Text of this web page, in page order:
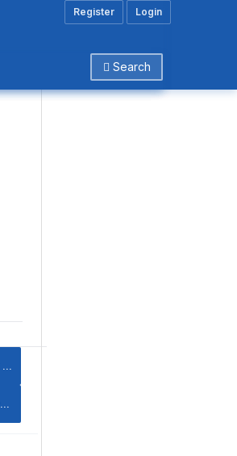
Search
Register Login